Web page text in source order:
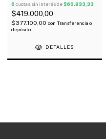
6 cuotas sin interés de$69.833,33
$419.000,00
$377.100,00 con Transferencia o
depósito
DETALLES